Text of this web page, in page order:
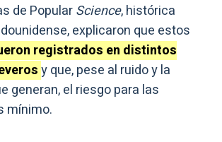
de PopularScience, histórica
explicaron que estos
registrados en distintos
y que, pese al ruido y la
generan, el riesgo para las
mínimo.